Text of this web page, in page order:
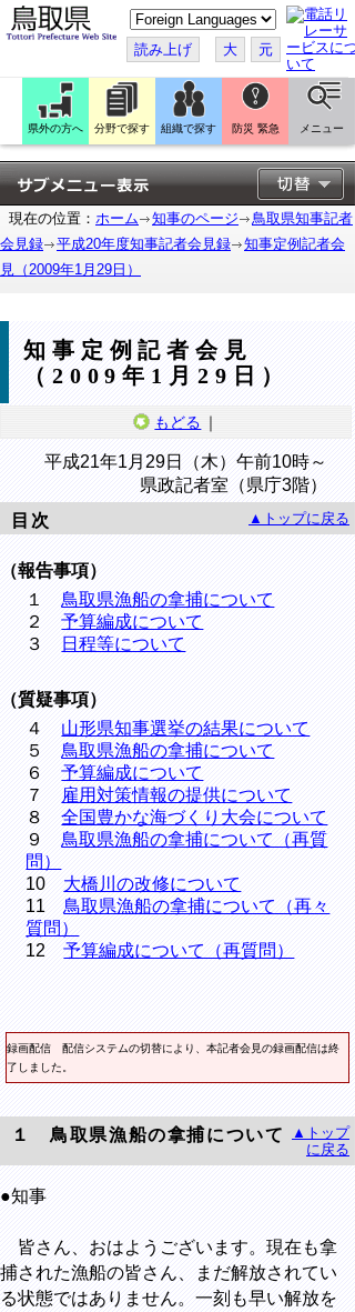
こ
の
ペ
ー
ジ
翻
訳
す
る
読み上げ 大 元
県外の方へ 分野で探す 組織で探す 防災 緊急 メニュー
現在の位置： ホーム 知事のページ
鳥取県知事記者
会見録
平成20年度知事記者会見録
知事定例記者会
見（2009年1月29日）
知事定例記者会見
（2009年1月29日）
もどる ｜
平成21年1月29日（木）午前10時～
県政記者室（県庁3階）
目次
▲トップに戻る
（報告事項）
１ 鳥取県漁船の拿捕について
２予算編成について
３
日程等について
（質疑事項）
４ 山形県知事選挙の結果について
５ 鳥取県漁船の拿捕について
６予算編成について
７ 雇用対策情報の提供について
８全国豊かな海づくり大会について
９ 鳥取県漁船の拿捕について（再質
問）
10 大橋川の改修について
11 鳥取県漁船の拿捕について（再々
質問）
12予算編成について（再質問）
録画配信 配信システムの切替により、本記者会見の録画配信は終
了しました。
１ 鳥取県漁船の拿捕について
▲トップ
に戻る
●知事
皆さん、おはようございます。現在も拿
捕された漁船の皆さん、まだ解放されてい
る状態ではありません。一刻も早い解放を